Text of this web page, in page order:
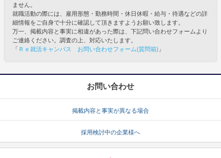
ません。
就職活動の際には、雇用形態・勤務時間・休日休暇・給与・待遇などの詳
細情報をご自身で十分に確認して頂きますようお願い致します。
万一、掲載内容と事実に相違があった際は、下記問い合わせフォームより
ご連絡ください。調査の上、対応いたします。
「 Ｒｅ就活キャンパス お問い合わせフォーム(質問箱) 」
お問い合わせ
掲載内容と事実が異なる場合
採用検討中の企業様へ